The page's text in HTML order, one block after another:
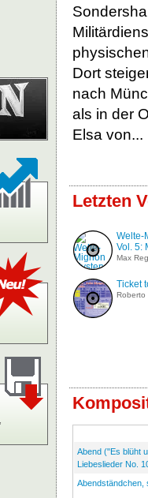
Dort
nach
als in der
Elsa von...
Letzten
Welte-
Vol. 5:
Max
Ticket
Roberto
Abend ("Es blüht
Liebeslieder No.
Abendständchen,